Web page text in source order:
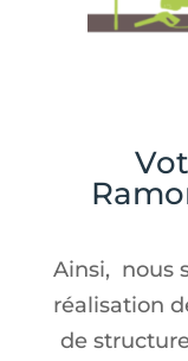
Ainsi, nous
réalisation
de